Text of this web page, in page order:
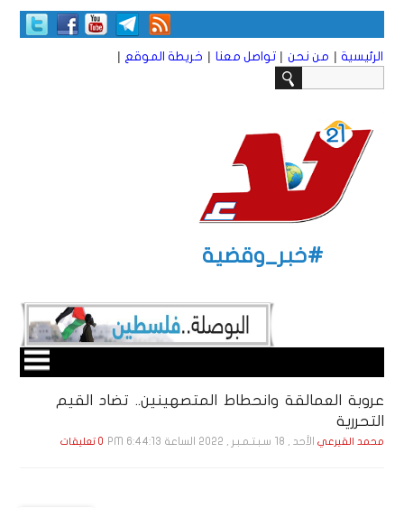
الرئيسية | من نحن | تواصل معنا | خريطة الموقع |
#خبر_وقضية
عروبة العمالقة وانحطاط المتصهينين.. تضاد القيم
التحررية
محمد القيرعي الأحد , 18 سـبـتـمـبـر , 2022 الساعة 6:44:13 PM 0 تعليقات